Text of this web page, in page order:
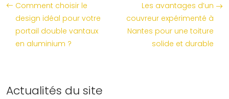
Comment choisir le
design idéal pour votre
portail double vantaux
en aluminium ?
Les avantages d’un
couvreur expérimenté à
Nantes pour une toiture
solide et durable
Actualités du site